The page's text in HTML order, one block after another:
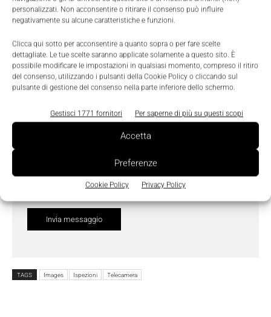
personalizzati. Non acconsentire o ritirare il consenso può influire
negativamente su alcune caratteristiche e funzioni.
Clicca qui sotto per acconsentire a quanto sopra o per fare scelte
dettagliate. Le tue scelte saranno applicate solamente a questo sito. È
possibile modificare le impostazioni in qualsiasi momento, compreso il ritiro
del consenso, utilizzando i pulsanti della Cookie Policy o cliccando sul
pulsante di gestione del consenso nella parte inferiore dello schermo.
Gestisci 1771 fornitori Per saperne di più su questi scopi
Accetta
Preferenze
Cookie Policy Privacy Policy
do il consenso al trattamento dei dati da parte di
Tecniche Nuove
TAGS Images Ispezioni Telecamera